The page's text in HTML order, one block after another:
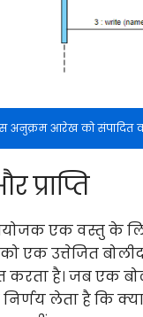
अनुक्रम आरेख को संपादित
प्राप्ति
एक वस्तु के
एक उत्तेजित
करता है। जब एक
निर्णय लेता है कि